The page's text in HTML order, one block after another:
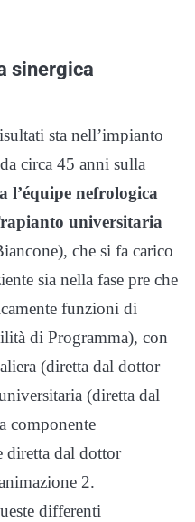
sinergica
sta nell’impianto
circa 45 anni sulla
l’équipe nefrologica
universitaria
che si fa carico
sia nella fase pre che
funzioni di
di Programma), con
(diretta dal dottor
(diretta dal
componente
diretta dal dottor
2.
differenti